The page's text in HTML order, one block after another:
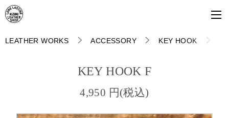
LEATHER WORKS ACCESSORY KEY HOOK
KEY HOOK F
4,950 円(税込)